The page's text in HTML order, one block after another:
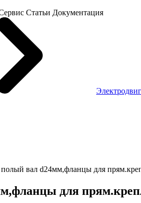
Статьи Документация
вал d24мм,фланцы для
для